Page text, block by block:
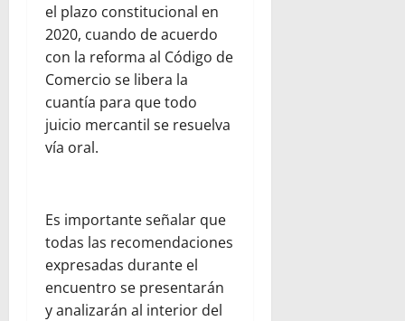
el plazo constitucional en
2020, cuando de acuerdo
con la reforma al Código de
Comercio se libera la
cuantía para que todo
juicio mercantil se resuelva
vía oral.
Es importante señalar que
todas las recomendaciones
expresadas durante el
encuentro se presentarán
y analizarán al interior del